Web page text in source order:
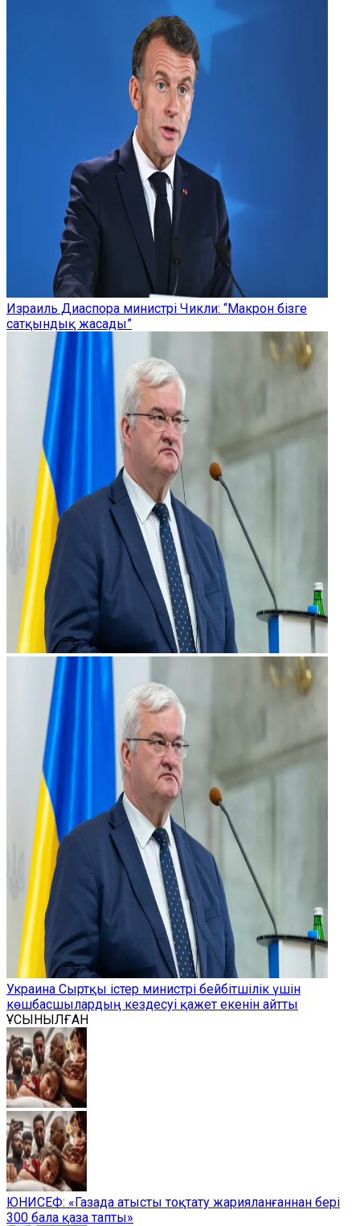
Израиль Диаспора министрі Чикли: “Макрон бізге
сатқындық жасады”
Украина Сыртқы істер министрі бейбітшілік үшін
көшбасшылардың кездесуі қажет екенін айтты
ҰСЫНЫЛҒАН
ЮНИСЕФ: «Газада атысты тоқтату жарияланғаннан бері
300 бала қаза тапты»